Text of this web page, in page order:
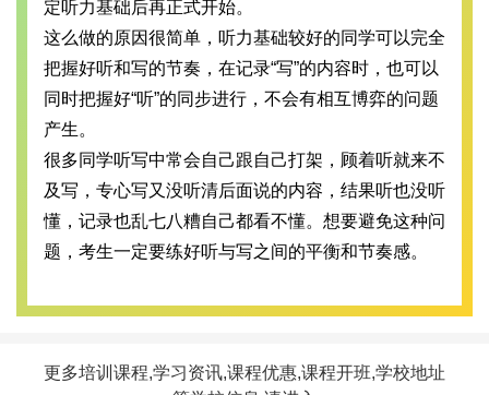
定听力基础后再正式开始。
这么做的原因很简单，听力基础较好的同学可以完全
把握好听和写的节奏，在记录“写”的内容时，也可以
同时把握好“听”的同步进行，不会有相互博弈的问题
产生。
很多同学听写中常会自己跟自己打架，顾着听就来不
及写，专心写又没听清后面说的内容，结果听也没听
懂，记录也乱七八糟自己都看不懂。想要避免这种问
题，考生一定要练好听与写之间的平衡和节奏感。
更多培训课程,学习资讯,课程优惠,课程开班,学校地址